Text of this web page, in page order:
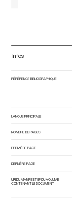
Infos
RÉFÉRENCE BIBLIOGRAPHIQUE
LANGUE PRINCIPALE
NOMBRE DE PAGES
PREMIÈRE PAGE
DERNIÈRE PAGE
URI DU MANIFEST IIIF DU VOLUME
CONTENANT LE DOCUMENT